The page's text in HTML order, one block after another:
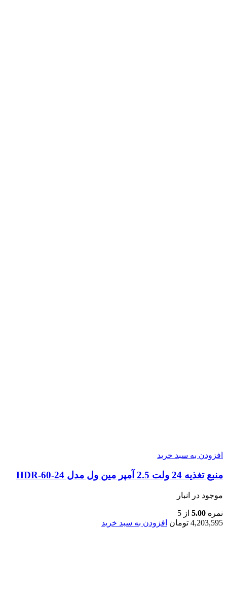
افزودن به سبد خرید
منبع تغذیه 24 ولت 2.5 آمپر مین ول مدل HDR-60-24
موجود در انبار
نمره 5.00 از 5
4,203,595 تومان افزودن به سبد خرید